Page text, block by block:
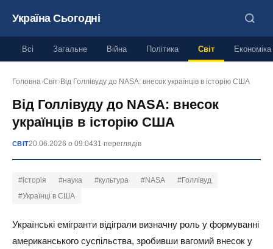
Україна Сьогодні
Всі Загальне Війна Політика Світ Економіка
Головна›Світ› Від Голлівуду до NASA: внесок українців в історію США
Від Голлівуду до NASA: внесок
українців в історію США
СВІТ20.06.2026 о 09:0431 переглядів
#історія #наука #культура #NASA
#Голлівуд
#Українці в США
Українські емігранти відіграли визначну роль у формуванні
американського суспільства, зробивши вагомий внесок у